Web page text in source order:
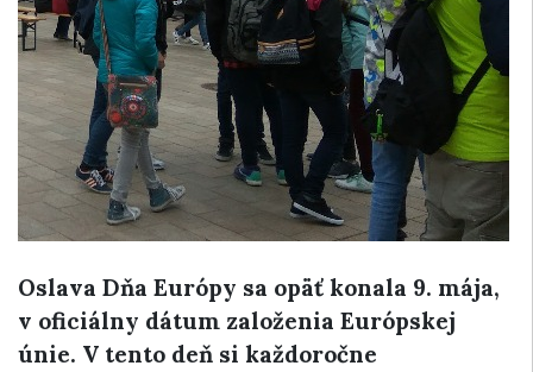
Oslava Dňa Európy sa opäť konala 9. mája,
v oficiálny dátum založenia Európskej
únie. V tento deň si každoročne